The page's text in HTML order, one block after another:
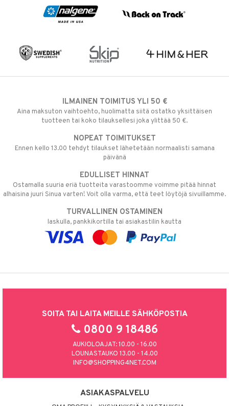
ILMAINEN TOIMITUS YLI 50 €
Aina maksuton vaihtoehto, huolimatta siitä ostatko yksittäisen
tuotteen tai koko tilauksellesi joka ylittää 50 €.
NOPEAT TOIMITUKSET
Ennen kello 13.00 tehdyt tilaukset lähetetään normaalisti samana
päivänä
EDULLISET HINNAT
Ostamalla suuria eriä tuotteita varastoomme voimme pitää hinnat
alhaisina juuri Sinua varten! Voit olla varma, että teet löytöjä sivuillamme.
TURVALLINEN OSTAMINEN
laskulla, pankkikortilla tai asiakastilin kautta
SOITA TAI LAITA MEILLE SÄHKÖPOSTIA
0800 9 18486
AUKIOLOAJAT: 10.00 - 16.00
LOUNASTAUKO 13.00 - 14.00
INFO@SHOPPING4NET.COM
ASIAKASPALVELU